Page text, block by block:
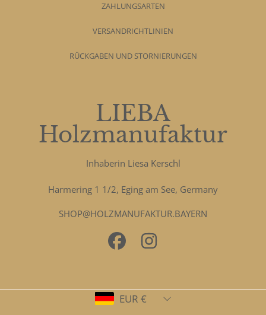
ZAHLUNGSARTEN
VERSANDRICHTLINIEN
RÜCKGABEN UND STORNIERUNGEN
LIEBA
Holzmanufaktur
Inhaberin Liesa Kerschl
Harmering 1 1/2, Eging am See, Germany
SHOP@HOLZMANUFAKTUR.BAYERN
FACEBOOK
EUR €